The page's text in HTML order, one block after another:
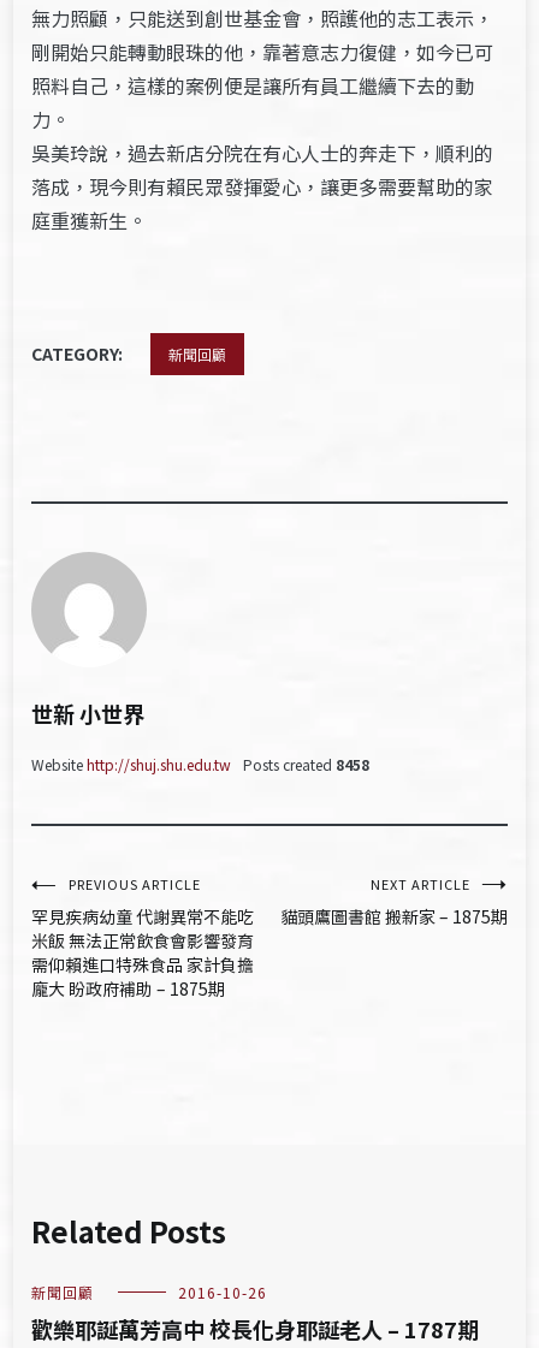
無力照顧，只能送到創世基金會，照護他的志工表示，
剛開始只能轉動眼珠的他，靠著意志力復健，如今已可
照料自己，這樣的案例便是讓所有員工繼續下去的動
力。
吳美玲說，過去新店分院在有心人士的奔走下，順利的
落成，現今則有賴民眾發揮愛心，讓更多需要幫助的家
庭重獲新生。
CATEGORY: 新聞回顧
世新 小世界
Websitehttp://shuj.shu.edu.tw Posts created 8458
文
章
導
PREVIOUS ARTICLE
罕見疾病幼童 代謝異常不能吃
米飯 無法正常飲食會影響發育
需仰賴進口特殊食品 家計負擔
龐大 盼政府補助 – 1875期
NEXT ARTICLE
貓頭鷹圖書館 搬新家 – 1875期
Related Posts
新聞回顧 2016-10-26
歡樂耶誕萬芳高中 校長化身耶誕老人 – 1787期